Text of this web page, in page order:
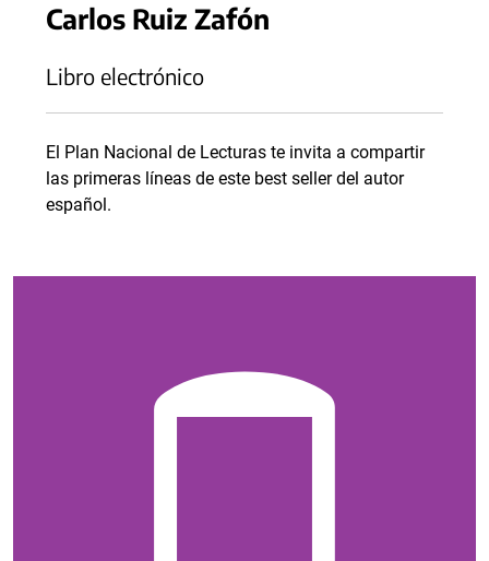
Carlos Ruiz Zafón
Libro electrónico
El Plan Nacional de Lecturas te invita a compartir
las primeras líneas de este best seller del autor
español.